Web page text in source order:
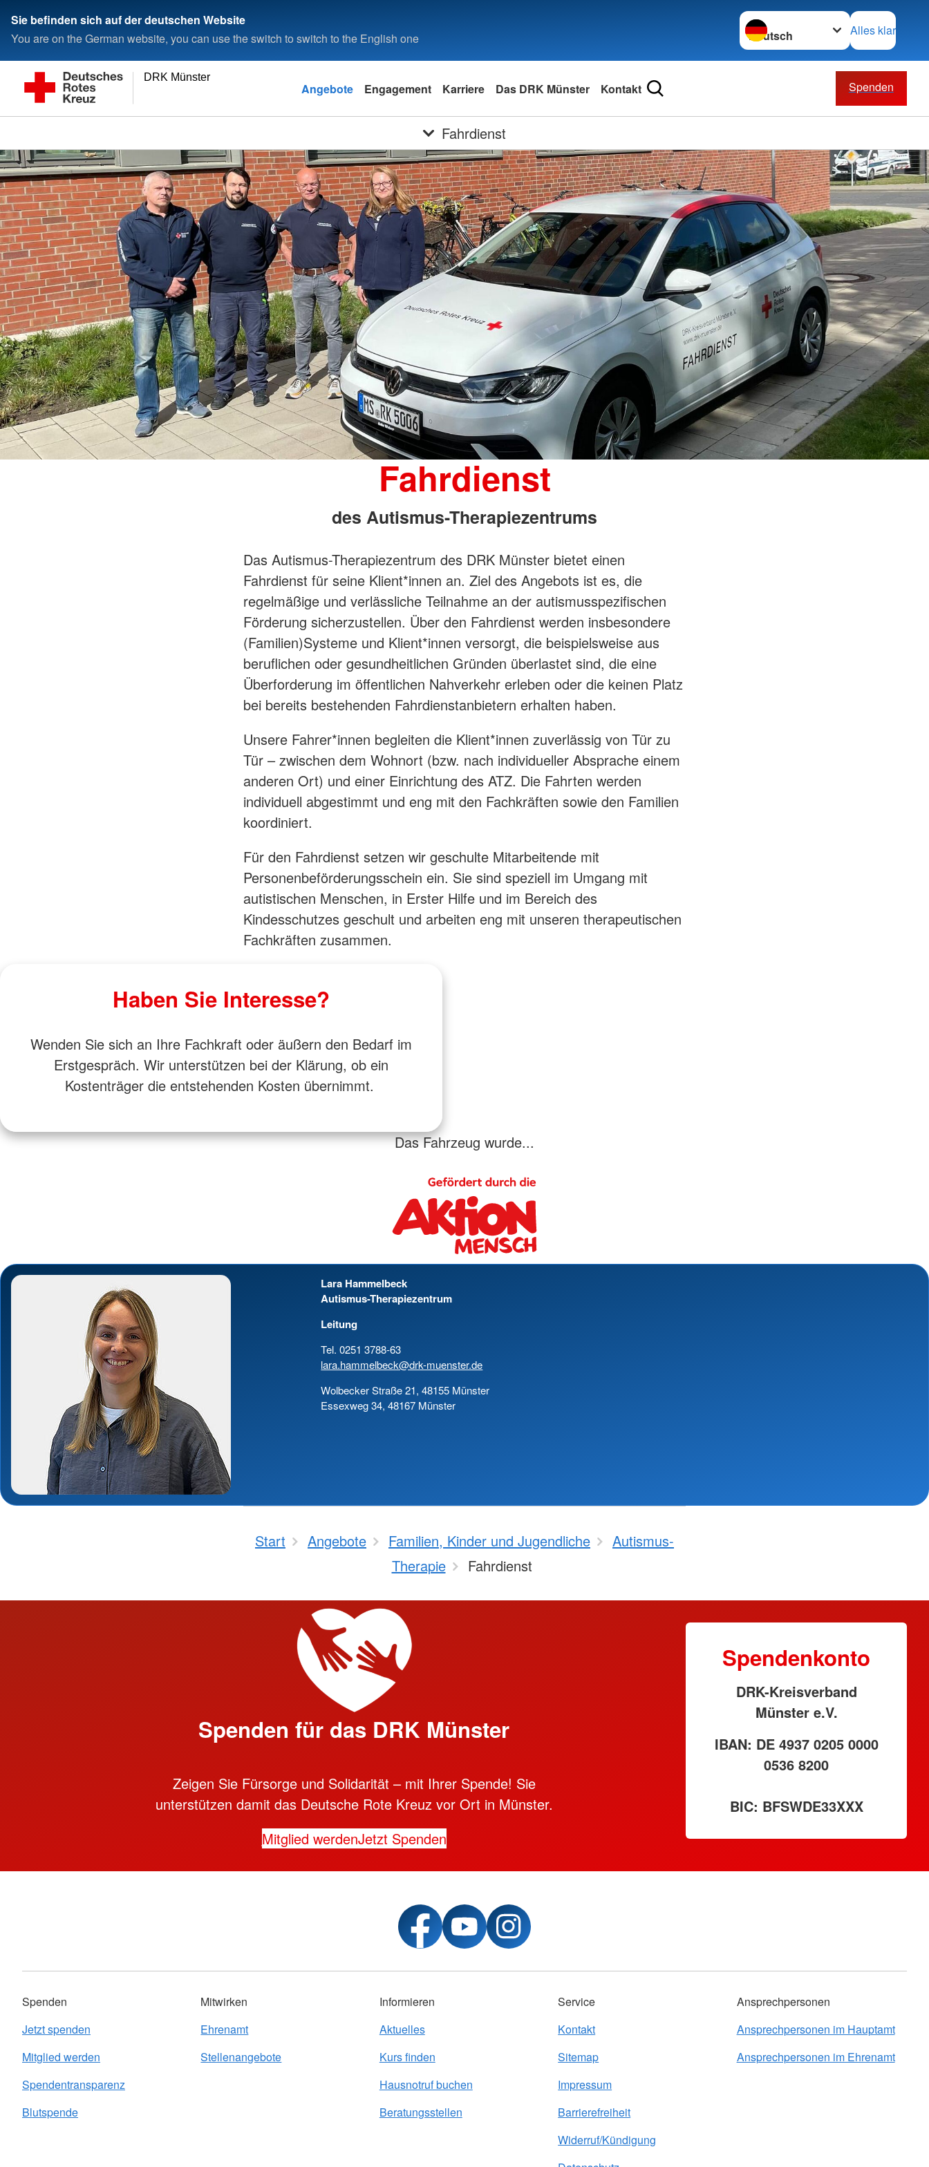
Sie befinden sich auf der deutschen Website
You are on the German website, you can use the switch to switch to the English one
Sprache wechseln zu
Alles klar
DRK Münster
Angebote Engagement Karriere Das DRK Münster Kontakt Spenden
Fahrdienst
Fahrdienst
des Autismus-Therapiezentrums
Das Autismus-Therapiezentrum des DRK Münster bietet einen
Fahrdienst für seine Klient*innen an. Ziel des Angebots ist es, die
regelmäßige und verlässliche Teilnahme an der autismusspezifischen
Förderung sicherzustellen. Über den Fahrdienst werden insbesondere
(Familien)Systeme und Klient*innen versorgt, die beispielsweise aus
beruflichen oder gesundheitlichen Gründen überlastet sind, die eine
Überforderung im öffentlichen Nahverkehr erleben oder die keinen Platz
bei bereits bestehenden Fahrdienstanbietern erhalten haben.
Unsere Fahrer*innen begleiten die Klient*innen zuverlässig von Tür zu
Tür – zwischen dem Wohnort (bzw. nach individueller Absprache einem
anderen Ort) und einer Einrichtung des ATZ. Die Fahrten werden
individuell abgestimmt und eng mit den Fachkräften sowie den Familien
koordiniert.
Für den Fahrdienst setzen wir geschulte Mitarbeitende mit
Personenbeförderungsschein ein. Sie sind speziell im Umgang mit
autistischen Menschen, in Erster Hilfe und im Bereich des
Kindesschutzes geschult und arbeiten eng mit unseren therapeutischen
Fachkräften zusammen.
Haben Sie Interesse?
Wenden Sie sich an Ihre Fachkraft oder äußern den Bedarf im
Erstgespräch. Wir unterstützen bei der Klärung, ob ein
Kostenträger die entstehenden Kosten übernimmt.
Das Fahrzeug wurde...
Lara Hammelbeck
Autismus-Therapiezentrum
Leitung
Tel. 0251 3788-63
lara.hammelbeck@drk-muenster.de
Wolbecker Straße 21, 48155 Münster
Essexweg 34, 48167 Münster
Start Angebote Familien, Kinder und Jugendliche
Autismus-
Therapie
Fahrdienst
Spenden für das DRK Münster
Zeigen Sie Fürsorge und Solidarität – mit Ihrer Spende! Sie
unterstützen damit das Deutsche Rote Kreuz vor Ort in Münster.
Mitglied werdenJetzt Spenden
Spendenkonto
DRK-Kreisverband
Münster e.V.
IBAN: DE 4937 0205 0000
0536 8200
BIC: BFSWDE33XXX
Spenden
Jetzt spenden
Mitglied werden
Spendentransparenz
Blutspende
Mitwirken
Ehrenamt
Stellenangebote
Informieren
Aktuelles
Kurs finden
Hausnotruf buchen
Beratungsstellen
Service
Kontakt
Sitemap
Impressum
Barrierefreiheit
Widerruf/Kündigung
Ansprechpersonen
Ansprechpersonen im Hauptamt
Ansprechpersonen im Ehrenamt